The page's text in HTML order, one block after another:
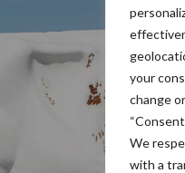
your
change
We
with a